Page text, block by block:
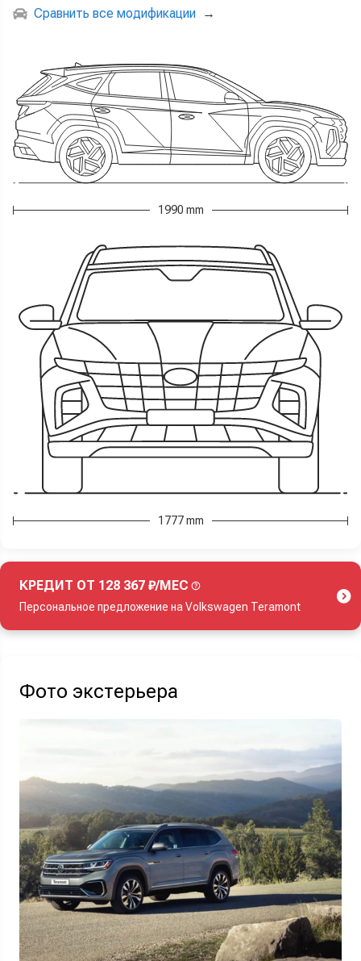
Сравнить все модификации →
1990 mm
1777 mm
КРЕДИТ ОТ 128 367 ₽/МЕС
Персональное предложение на Volkswagen Teramont
Узнать выгоду
Отправляя данную форму Вы даетесогласие на обработкусвоих
персональных данных
Фото экстерьера